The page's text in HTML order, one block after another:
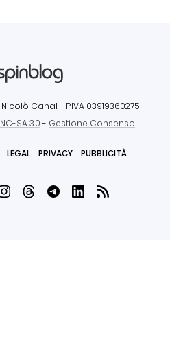
Nicolò Canal - P.IVA 03919360275
SA 3.0- Gestione Consenso
LEGAL PRIVACY PUBBLICITÀ